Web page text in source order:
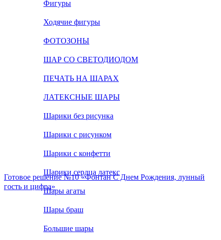
Фигуры
Ходячие фигуры
ФОТОЗОНЫ
ШАР СО СВЕТОДИОДОМ
ПЕЧАТЬ НА ШАРАХ
ЛАТЕКСНЫЕ ШАРЫ
Шарики без рисунка
Шарики с рисунком
Шарики с конфетти
Шарики сердца латекс
Шары агаты
Шары браш
Большие шары
Готовое решение №10 «Фонтан С Днем Рождения, лунный
гость и цифра»